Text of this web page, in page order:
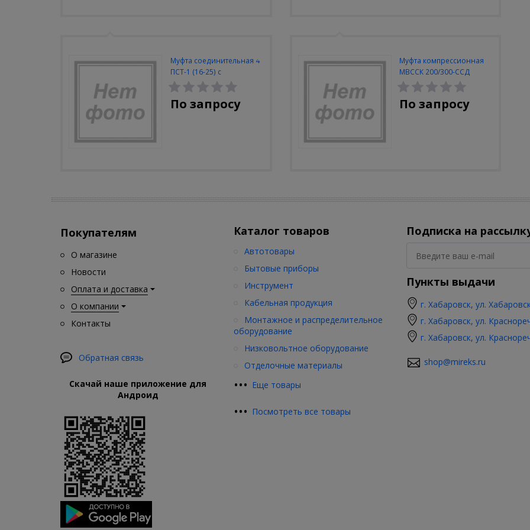
Муфта соединительная 4
ПСТ-1 (16-25) с
соединителями
(полиэтилен без брони)
По запросу
Муфта компрессионная
МВССК 200/300-ССД
универсальная
По запросу
Покупателям
О магазине
Новости
Оплата и доставка
О компании
Контакты
Обратная связь
Скачай наше приложение для
Андроид
Каталог товаров
••• Еще товары
Автотовары
Бытовые приборы
Инструмент
Кабельная продукция
Монтажное и распределительное
оборудование
Низковольтное оборудование
Отделочные материалы
••• Посмотреть все товары
Подписка на
Пункты выдачи
г. Хабаровск, ул.
г. Хабаровск, ул.
г. Хабаровск, ул.
shop@mireks.ru